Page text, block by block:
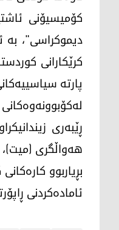
کۆمیسیۆنی
دیموکراسی"،
پارتە
ڕێبەری
هەواڵگری (میت)،
ئامادەکردنی